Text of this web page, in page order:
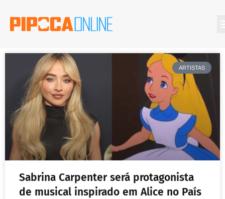
ARTISTAS
Sabrina Carpenter será protagonista
de musical inspirado em Alice no País